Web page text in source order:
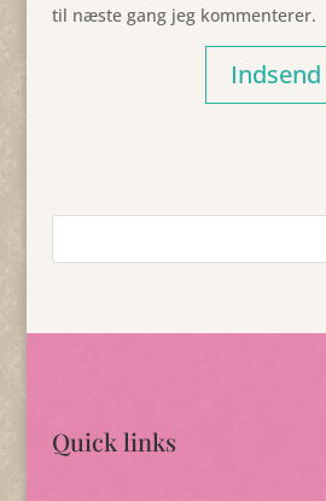
til næste gang jeg kommenterer.
Quick links